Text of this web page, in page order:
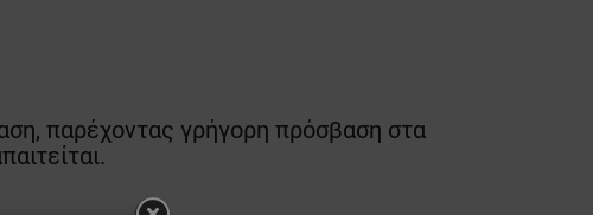
παρέχοντας γρήγορη πρόσβαση στα